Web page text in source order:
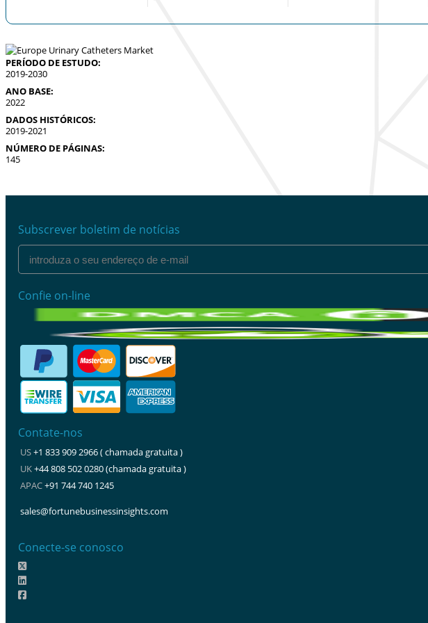
PERÍODO DE ESTUDO:
2019-2030
ANO BASE:
2022
DADOS HISTÓRICOS:
2019-2021
NÚMERO DE PÁGINAS:
145
Subscrever boletim de notícias
Confie on-line
Contate-nos
US+1 833 909 2966 ( chamada gratuita )
UK+44 808 502 0280 (chamada gratuita )
APAC+91 744 740 1245
sales@fortunebusinessinsights.com
Conecte-se conosco